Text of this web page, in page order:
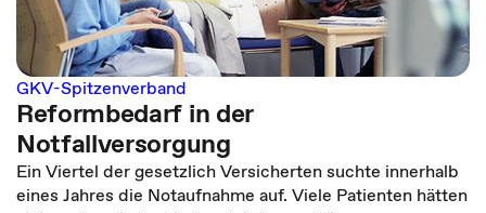
GKV-Spitzenverband
Reformbedarf in der
Notfallversorgung
Ein Viertel der gesetzlich Versicherten suchte innerhalb
eines Jahres die Notaufnahme auf. Viele Patienten hätten